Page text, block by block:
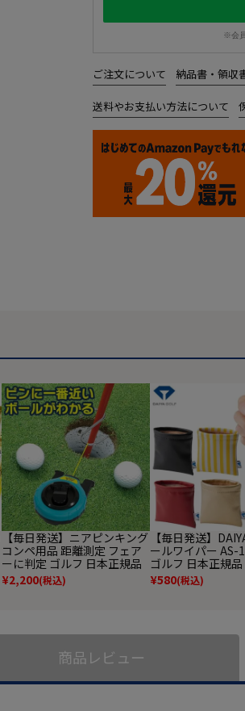
※会
ご注文について 納品書・領収
送料やお支払い方法について
【毎日発送】ニアピンキング
コンペ用品 距離測定 フェア
ーに判定 ゴルフ 日本正規品
¥2,200(税込)
【毎日発送】
ールワイパー AS-
ゴルフ 日本正規品
¥580(税込)
商品レビュー